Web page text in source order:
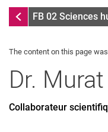
Personnes
FB 02 Sciences
The content on this page
Dr. Murat
Collaborateur